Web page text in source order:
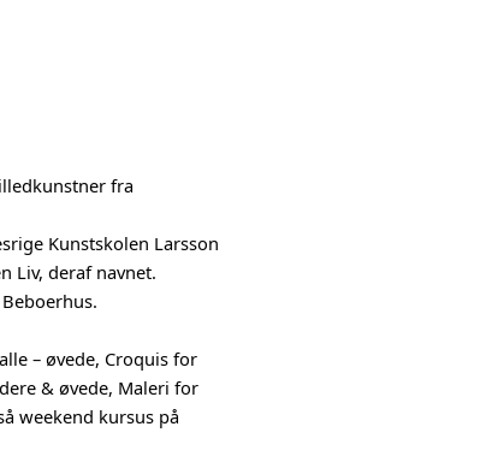
fra
Kunstskolen Larsson
Liv, deraf navnet.
– øvede, Croquis for
& øvede, Maleri for
weekend kursus på